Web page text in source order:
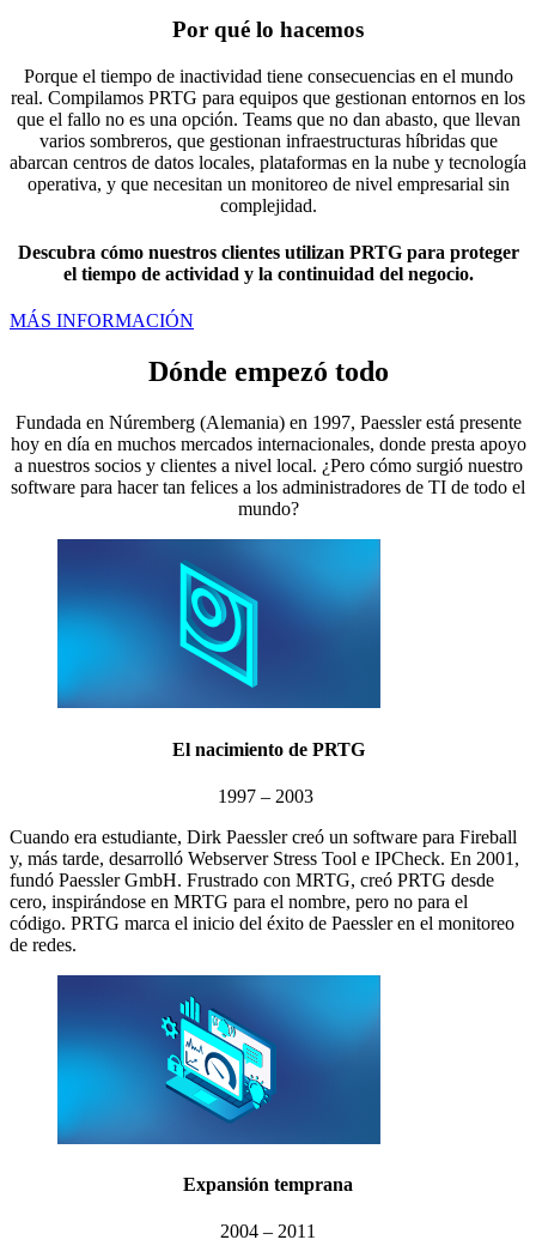
Por qué lo hacemos
Porque el tiempo de inactividad tiene consecuencias en el mundo
real. Compilamos PRTG para equipos que gestionan entornos en los
que el fallo no es una opción. Teams que no dan abasto, que llevan
varios sombreros, que gestionan infraestructuras híbridas que
abarcan centros de datos locales, plataformas en la nube y tecnología
operativa, y que necesitan un monitoreo de nivel empresarial sin
complejidad.
Descubra cómo nuestros clientes utilizan PRTG para proteger
el tiempo de actividad y la continuidad del negocio.
MÁS INFORMACIÓN
Dónde empezó todo
Fundada en Núremberg (Alemania) en 1997, Paessler está presente
hoy en día en muchos mercados internacionales, donde presta apoyo
a nuestros socios y clientes a nivel local. ¿Pero cómo surgió nuestro
software para hacer tan felices a los administradores de TI de todo el
mundo?
El nacimiento de PRTG
1997 – 2003
Cuando era estudiante, Dirk Paessler creó un software para Fireball
y, más tarde, desarrolló Webserver Stress Tool e IPCheck. En 2001,
fundó Paessler GmbH. Frustrado con MRTG, creó PRTG desde
cero, inspirándose en MRTG para el nombre, pero no para el
código. PRTG marca el inicio del éxito de Paessler en el monitoreo
de redes.
Expansión temprana
2004 – 2011